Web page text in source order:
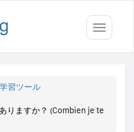
Toggle
習ツール
りますか？ (Combien je te